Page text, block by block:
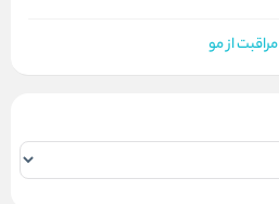
مراقبت از مو